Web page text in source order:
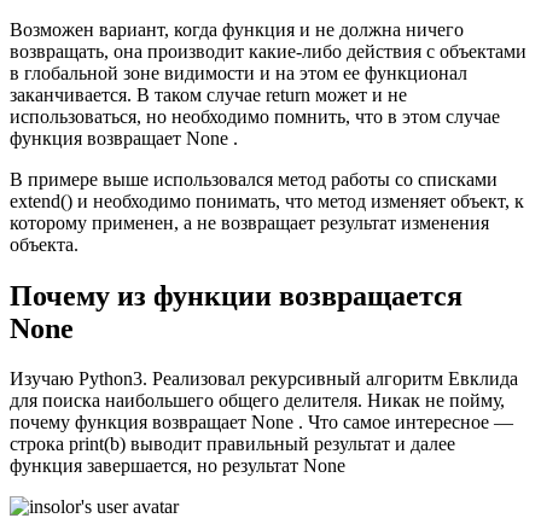
Возможен вариант, когда функция и не должна ничего
возвращать, она производит какие-либо действия с объектами
в глобальной зоне видимости и на этом ее функционал
заканчивается. В таком случае return может и не
использоваться, но необходимо помнить, что в этом случае
функция возвращает None .
В примере выше использовался метод работы со списками
extend() и необходимо понимать, что метод изменяет объект, к
которому применен, а не возвращает результат изменения
объекта.
Почему из функции возвращается
None
Изучаю Python3. Реализовал рекурсивный алгоритм Евклида
для поиска наибольшего общего делителя. Никак не пойму,
почему функция возвращает None . Что самое интересное —
строка print(b) выводит правильный результат и далее
функция завершается, но результат None